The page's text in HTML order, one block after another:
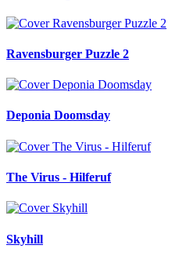
Ravensburger Puzzle 2
Deponia Doomsday
The Virus - Hilferuf
Skyhill